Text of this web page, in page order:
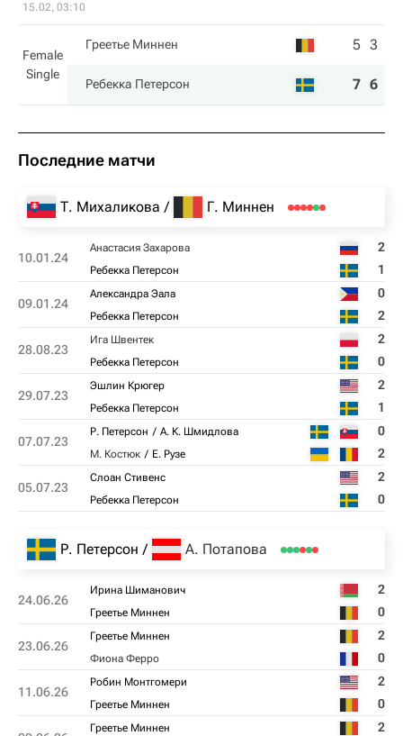
15.02, 03:10
Female
Single
Греетье Миннен 5 3
Ребекка Петерсон 7 6
Последние матчи
Т. Михаликова Г. Миннен
10.01.24
Анастасия Захарова 2
Ребекка Петерсон 1
09.01.24
Александра Эала 0
Ребекка Петерсон 2
28.08.23
Ига Швентек 2
Ребекка Петерсон 0
29.07.23
Эшлин Крюгер 2
Ребекка Петерсон 1
07.07.23
Р. Петерсон А. К. Шмидлова 0
М. Костюк Е. Рузе 2
05.07.23
Слоан Стивенс 2
Ребекка Петерсон 0
Р. Петерсон А. Потапова
24.06.26
Ирина Шиманович 2
Греетье Миннен 0
23.06.26
Греетье Миннен 2
Фиона Ферро 0
11.06.26
Робин Монтгомери 2
Греетье Миннен 0
Греетье Миннен 2